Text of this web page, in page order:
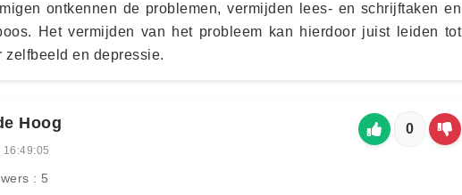
ontkennen de problemen, vermijden lees- en schrijftaken en
Het vermijden van het probleem kan hierdoor juist leiden tot
zelfbeeld en depressie.
Hoog
: 5
0